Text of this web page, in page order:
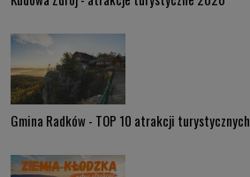
Gmina Radków - TOP 10 atrakcji turystycznych